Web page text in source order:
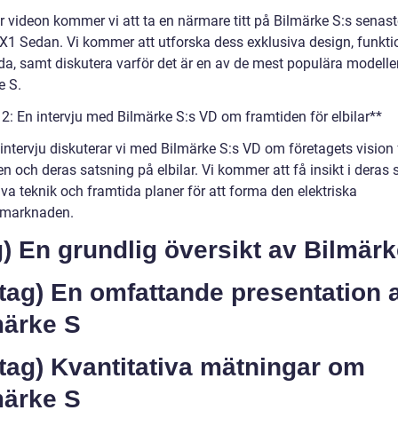
videon kommer vi att ta en närmare titt på Bilmärke S:s
Sedan. Vi kommer att utforska dess exklusiva design,
samt diskutera varför det är en av de mest populära
S.
En intervju med Bilmärke S:s VD om framtiden för elbilar**
diskuterar vi med Bilmärke S:s VD om företagets vision
och deras satsning på elbilar. Vi kommer att få insikt i deras
teknik och framtida planer för att forma den elektriska
En grundlig översikt av
En omfattande presentation
S
Kvantitativa mätningar om
S